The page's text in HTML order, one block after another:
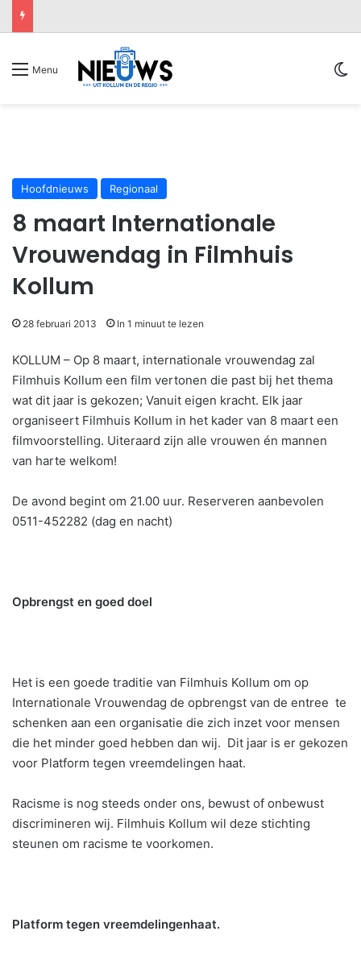
Menu
Hoofdnieuws Regionaal
8 maart Internationale
Vrouwendag in Filmhuis
Kollum
28 februari 2013 In 1 minuut te lezen
KOLLUM – Op 8 maart, internationale vrouwendag zal
Filmhuis Kollum een film vertonen die past bij het thema
wat dit jaar is gekozen; Vanuit eigen kracht. Elk jaar
organiseert Filmhuis Kollum in het kader van 8 maart een
filmvoorstelling. Uiteraard zijn alle vrouwen én mannen
van harte welkom!
De avond begint om 21.00 uur. Reserveren aanbevolen
0511-452282 (dag en nacht)
Opbrengst en goed doel
Het is een goede traditie van Filmhuis Kollum om op
Internationale Vrouwendag de opbrengst van de entree te
schenken aan een organisatie die zich inzet voor mensen
die het minder goed hebben dan wij. Dit jaar is er gekozen
voor Platform tegen vreemdelingen haat.
Racisme is nog steeds onder ons, bewust of onbewust
discrimineren wij. Filmhuis Kollum wil deze stichting
steunen om racisme te voorkomen.
Platform tegen vreemdelingenhaat.